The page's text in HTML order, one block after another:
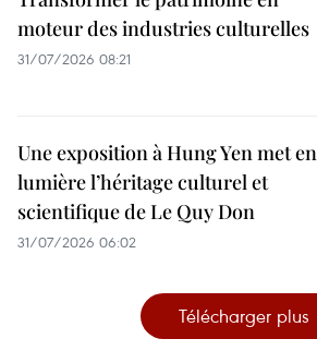
moteur des industries culturelles
31/07/2026 08:21
Une exposition à Hung Yen met en
lumière l’héritage culturel et
scientifique de Le Quy Don
31/07/2026 06:02
Télécharger plus